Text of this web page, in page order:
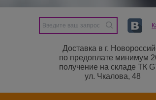
Доставка в г.
по предоплате минимум
получение на складе ТК
ул. Чкалова, 48